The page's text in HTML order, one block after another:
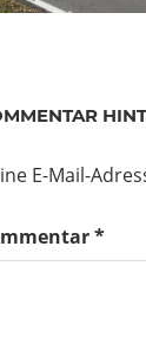
E-Mail-
*